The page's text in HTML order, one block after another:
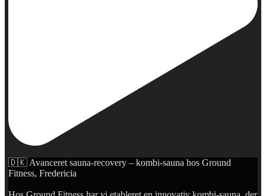
🇩🇰 Avanceret sauna-recovery – kombi-sauna hos Ground
Fitness, Fredericia